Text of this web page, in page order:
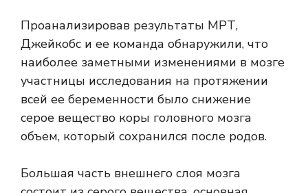
Проанализировав результаты МРТ,
Джейкобс и ее команда обнаружили, что
наиболее заметными изменениями в мозге
участницы исследования на протяжении
всей ее беременности было снижение
серое вещество коры головного мозга
объем, который сохранился после родов.
Большая часть внешнего слоя мозга